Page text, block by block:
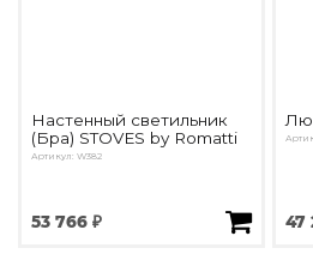
Настенный светильник
(Бра) STOVES by Romatti
Артикул: W382
53 766 ₽ 47